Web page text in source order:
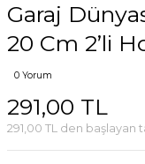
Garaj
20 Cm 2’li
0 Yorum
291,00 TL
291,00 TL den başlayan